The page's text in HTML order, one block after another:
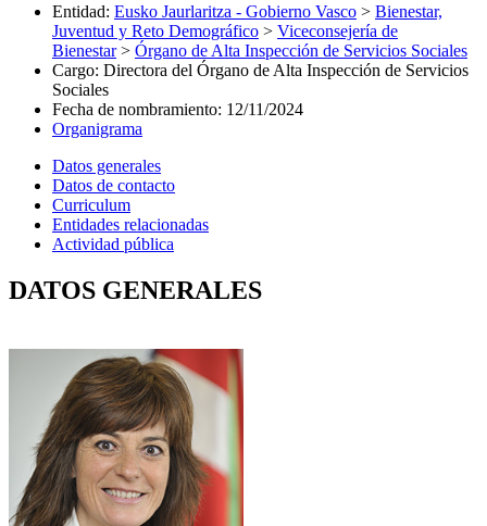
Entidad: Eusko Jaurlaritza - Gobierno Vasco > Bienestar,
Juventud y Reto Demográfico > Viceconsejería de
Bienestar> Órgano de Alta Inspección de Servicios Sociales
Cargo: Directora del Órgano de Alta Inspección de Servicios
Sociales
Fecha de nombramiento: 12/11/2024
Organigrama
Datos generales
Datos de contacto
Curriculum
Entidades relacionadas
Actividad pública
DATOS GENERALES